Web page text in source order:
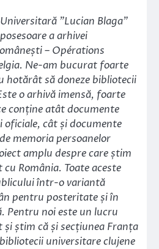
”Lucian Blaga”
a arhivei
– Opérations
Ne-am bucurat foarte
hotărât să doneze bibliotecii
o arhivă imensă, foarte
conține atât documente
oficiale, cât și documente
memoria persoanelor
amplu despre care știm
România. Toate aceste
într-o variantă
pentru posteritate și în
Pentru noi este un lucru
știm că și secțiunea Franța
universitare clujene